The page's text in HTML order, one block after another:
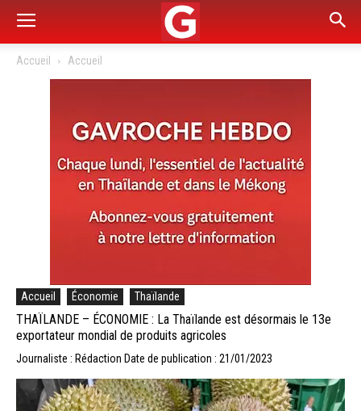
Accueil Accueil
Accueil Économie Thaïlande
THAÏLANDE – ÉCONOMIE : La Thaïlande est désormais le 13e
exportateur mondial de produits agricoles
Journaliste : Rédaction Date de publication : 21/01/2023